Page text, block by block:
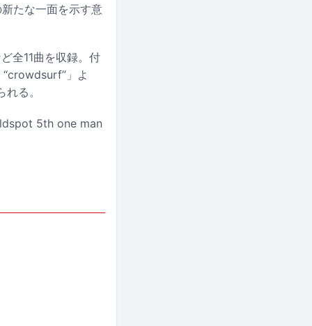
たな一面を示す意
全11曲を収録。付
」よ
る。
5th one man